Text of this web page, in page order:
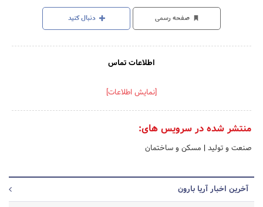
صفحه رسمی دنبال کنید
اطلاعات تماس
[نمایش اطلاعات]
منتشر شده در سرویس های:
صنعت و تولید | مسکن و ساختمان
آخرین اخبار آریا بارون